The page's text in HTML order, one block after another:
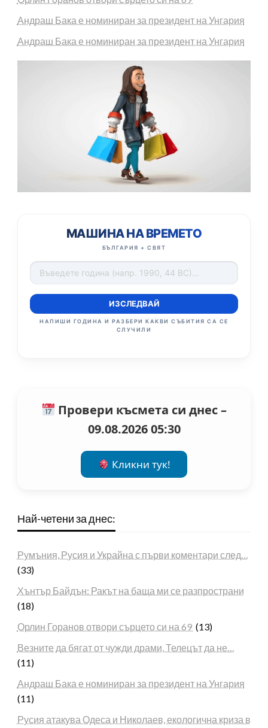
Андраш Бака е номиниран за президент на Унгария
Андраш Бака е номиниран за президент на Унгария
МАШИНА НА ВРЕМЕТО
БЪЛГАРИЯ + СВЯТ
ИЗСЛЕДВАЙ
НАПИШИ ГОДИНА И РАЗБЕРИ КАКВИ СЪБИТИЯ СА СЕ
СЛУЧИЛИ
Провери късмета си днес –
09.08.2026 05:30
Кликни тук!
Най-четени за днес:
Румъния, Русия и Украйна с първи коментари след…
(33)
Хънтър Байдън: Ракът на баща ми се разпространи
(18)
Орлин Горанов отвори сърцето си на 69 (13)
Везните да бягат от чужди драми, Телецът да не…
(11)
Андраш Бака е номиниран за президент на Унгария
(11)
Русия атакува Одеса и Николаев, екологична криза в